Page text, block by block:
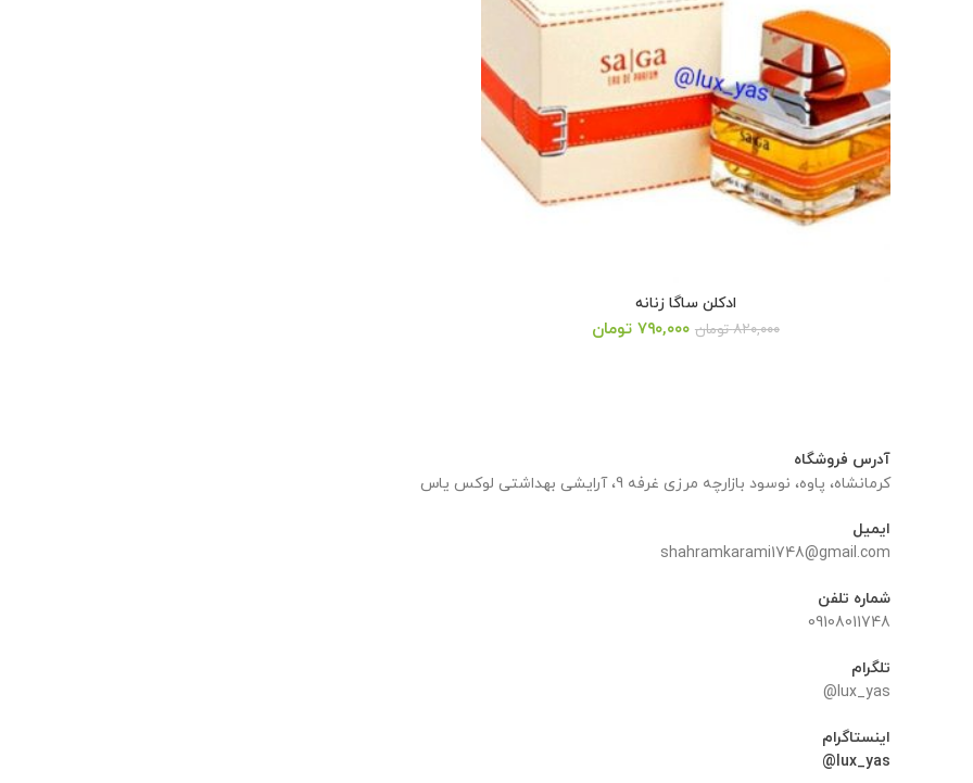
ادکلن ساگا زنانه
۸۲۰,۰۰۰ تومان قیمت
۷۹۰,۰۰۰ تومان
آدرس فروشگاه
کرمانشاه، پاوه، نوسود بازارچه مرزی غرفه 9، آرایشی بهداشتی لوکس یاس
ایمیل
shahramkarami1748@gmail.com
شماره تلفن
09108011748
تلگرام
lux_yas@
اینستاگرام
lux_yas@